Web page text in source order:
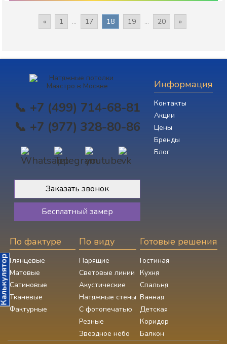
« 1 ... 17 18 19 ... 20 »
📞 +7 (499) 714-68-81
📞 +7 (977) 328-80-86
Заказать звонок
Бесплатный замер
Информация
Контакты
Акции
Цены
Бренды
Блог
По фактуре
Глянцевые
Матовые
Сатиновые
Тканевые
Фактурные
По виду
Парящие
Световые линии
Акустические
Натяжные стены
С фотопечатью
Резные
Звездное небо
Готовые решения
Гостиная
Кухня
Спальня
Ванная
Детская
Коридор
Балкон